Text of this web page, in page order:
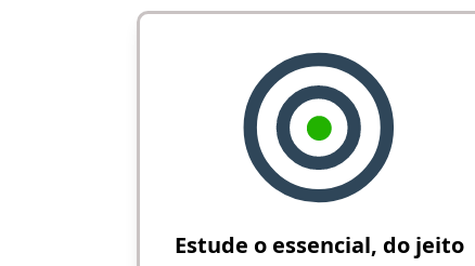
Estude o essencial, do jeito